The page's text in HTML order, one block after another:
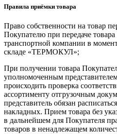
Правила приёмки товара
Право собственности на товар
Покупателю при передаче
транспортной компании в
складе «ТЕРМОКУЛ»;
При получении товара
уполномоченным
происходить проверка
ассортименту отгрузочным
представитель обязан
накладных. Прием товара без
в дальнейшем для Покупателя
товаров в ненадлежащем